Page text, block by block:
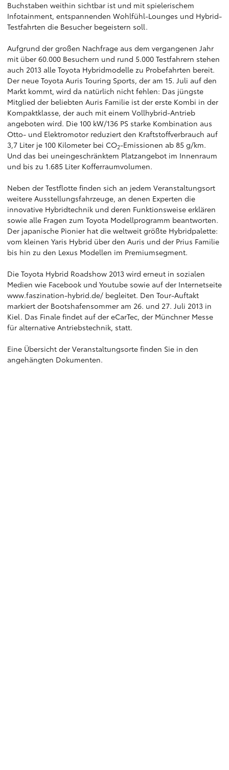
Buchstaben weithin sichtbar ist und mit spielerischem
Infotainment, entspannenden Wohlfühl-Lounges und Hybrid-
Testfahrten die Besucher begeistern soll.
Aufgrund der großen Nachfrage aus dem vergangenen Jahr
mit über 60.000 Besuchern und rund 5.000 Testfahrern stehen
auch 2013 alle Toyota Hybridmodelle zu Probefahrten bereit.
Der neue Toyota Auris Touring Sports, der am 15. Juli auf den
Markt kommt, wird da natürlich nicht fehlen: Das jüngste
Mitglied der beliebten Auris Familie ist der erste Kombi in der
Kompaktklasse, der auch mit einem Vollhybrid-Antrieb
angeboten wird. Die 100 kW/136 PS starke Kombination aus
Otto- und Elektromotor reduziert den Kraftstoffverbrauch auf
3,7 Liter je 100 Kilometer bei CO2-Emissionen ab 85 g/km.
Und das bei uneingeschränktem Platzangebot im Innenraum
und bis zu 1.685 Liter Kofferraumvolumen.
Neben der Testflotte finden sich an jedem Veranstaltungsort
weitere Ausstellungsfahrzeuge, an denen Experten die
innovative Hybridtechnik und deren Funktionsweise erklären
sowie alle Fragen zum Toyota Modellprogramm beantworten.
Der japanische Pionier hat die weltweit größte Hybridpalette:
vom kleinen Yaris Hybrid über den Auris und der Prius Familie
bis hin zu den Lexus Modellen im Premiumsegment.
Die Toyota Hybrid Roadshow 2013 wird erneut in sozialen
Medien wie Facebook und Youtube sowie auf der Internetseite
www.faszination-hybrid.de/ begleitet. Den Tour-Auftakt
markiert der Bootshafensommer am 26. und 27. Juli 2013 in
Kiel. Das Finale findet auf der eCarTec, der Münchner Messe
für alternative Antriebstechnik, statt.
Eine Übersicht der Veranstaltungsorte finden Sie in den
angehängten Dokumenten.